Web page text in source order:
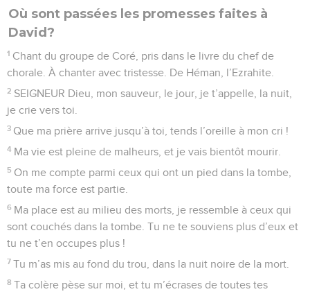
Où sont passées les promesses faites à
David?
1 Chant du groupe de Coré, pris dans le livre du chef de
chorale. À chanter avec tristesse. De Héman, l’Ezrahite.
2 SEIGNEUR Dieu, mon sauveur, le jour, je t’appelle, la nuit,
je crie vers toi.
3 Que ma prière arrive jusqu’à toi, tends l’oreille à mon cri !
4 Ma vie est pleine de malheurs, et je vais bientôt mourir.
5 On me compte parmi ceux qui ont un pied dans la tombe,
toute ma force est partie.
6 Ma place est au milieu des morts, je ressemble à ceux qui
sont couchés dans la tombe. Tu ne te souviens plus d’eux et
tu ne t’en occupes plus !
7 Tu m’as mis au fond du trou, dans la nuit noire de la mort.
8 Ta colère pèse sur moi, et tu m’écrases de toutes tes